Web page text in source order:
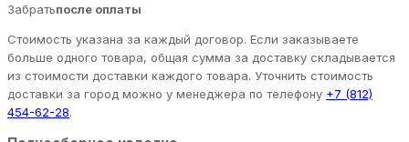
Забратьпосле оплаты
Стоимость указана за каждый договор. Если заказываете
больше одного товара, общая сумма за доставку складывается
из стоимости доставки каждого товара. Уточнить стоимость
доставки за город можно у менеджера по телефону +7 (812)
454-62-28.